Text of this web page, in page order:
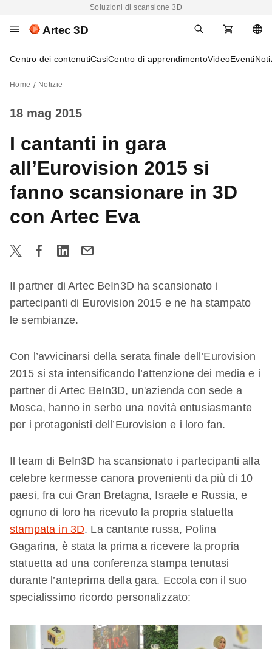
Soluzioni di scansione 3D
Artec 3D
Centro dei contenutiCasiCentro di apprendimentoVideoEventi
Home Notizie
18 mag 2015
I cantanti in gara
all’Eurovision 2015 si
fanno scansionare in 3D
con Artec Eva
Il partner di Artec BeIn3D ha scansionato i
partecipanti di Eurovision 2015 e ne ha stampato
le sembianze.
Con l’avvicinarsi della serata finale dell’Eurovision
2015 si sta intensificando l’attenzione dei media e i
partner di Artec BeIn3D, un'azienda con sede a
Mosca, hanno in serbo una novità entusiasmante
per i protagonisti dell’Eurovision e i loro fan.
Il team di BeIn3D ha scansionato i partecipanti alla
celebre kermesse canora provenienti da più di 10
paesi, fra cui Gran Bretagna, Israele e Russia, e
ognuno di loro ha ricevuto la propria statuetta
stampata in 3D. La cantante russa, Polina
Gagarina, è stata la prima a ricevere la propria
statuetta ad una conferenza stampa tenutasi
durante l’anteprima della gara. Eccola con il suo
specialissimo ricordo personalizzato: